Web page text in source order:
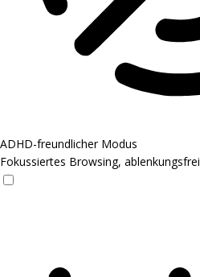
ADHD-freundlicher Modus
Fokussiertes Browsing, ablenkungsfrei